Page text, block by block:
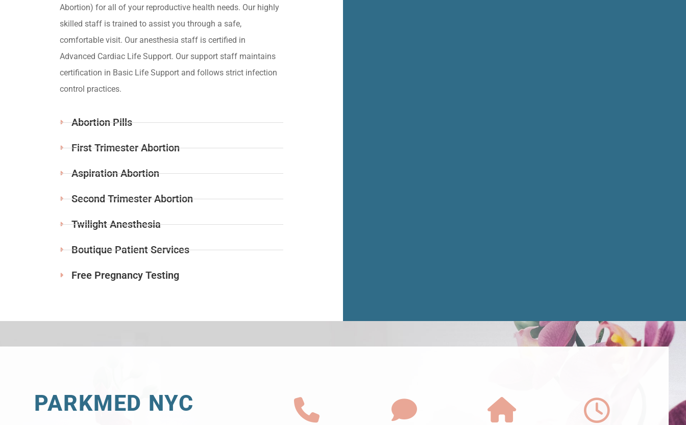
Abortion) for all of your reproductive health needs. Our highly
skilled staff is trained to assist you through a safe,
comfortable visit. Our anesthesia staff is certified in
Advanced Cardiac Life Support. Our support staff maintains
certification in Basic Life Support and follows strict infection
control practices.
Abortion Pills
First Trimester Abortion
Aspiration Abortion
Second Trimester Abortion
Twilight Anesthesia
Boutique Patient Services
Free Pregnancy Testing
PARKMED NYC